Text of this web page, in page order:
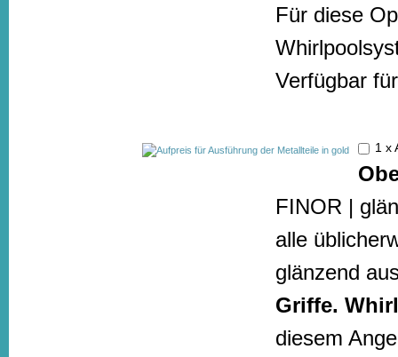
Für diese
Verfügbar
1 x
FINOR |
alle
glänzend
Griffe.
diesem